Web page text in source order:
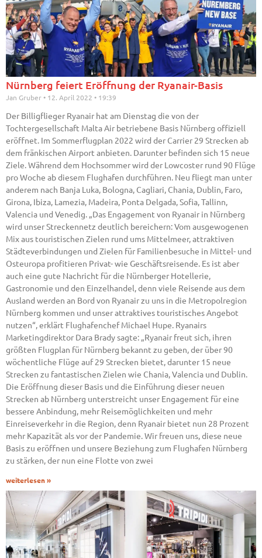
Nürnberg feiert Eröffnung der Ryanair-Basis
Jan Gruber 12. April 2022 19:39
Der Billigflieger Ryanair hat am Dienstag die von der
Tochtergesellschaft Malta Air betriebene Basis Nürnberg offiziell
eröffnet. Im Sommerflugplan 2022 wird der Carrier 29 Strecken ab
dem fränkischen Airport anbieten. Darunter befinden sich 15 neue
Ziele. Während dem Hochsommer wird der Lowcoster rund 90 Flüge
pro Woche ab diesem Flughafen durchführen. Neu fliegt man unter
anderem nach Banja Luka, Bologna, Cagliari, Chania, Dublin, Faro,
Girona, Ibiza, Lamezia, Madeira, Ponta Delgada, Sofia, Tallinn,
Valencia und Venedig. „Das Engagement von Ryanair in Nürnberg
wird unser Streckennetz deutlich bereichern: Vom ausgewogenen
Mix aus touristischen Zielen rund ums Mittelmeer, attraktiven
Städteverbindungen und Zielen für Familienbesuche in Mittel- und
Osteuropa profitieren Privat- wie Geschäftsreisende. Es ist aber
auch eine gute Nachricht für die Nürnberger Hotellerie,
Gastronomie und den Einzelhandel, denn viele Reisende aus dem
Ausland werden an Bord von Ryanair zu uns in die Metropolregion
Nürnberg kommen und unser attraktives touristisches Angebot
nutzen“, erklärt Flughafenchef Michael Hupe. Ryanairs
Marketingdirektor Dara Brady sagte: „Ryanair freut sich, ihren
größten Flugplan für Nürnberg bekannt zu geben, der über 90
wöchentliche Flüge auf 29 Strecken bietet, darunter 15 neue
Strecken zu fantastischen Zielen wie Chania, Valencia und Dublin.
Die Eröffnung dieser Basis und die Einführung dieser neuen
Strecken ab Nürnberg unterstreicht unser Engagement für eine
bessere Anbindung, mehr Reisemöglichkeiten und mehr
Einreiseverkehr in die Region, denn Ryanair bietet nun 28 Prozent
mehr Kapazität als vor der Pandemie. Wir freuen uns, diese neue
Basis zu eröffnen und unsere Beziehung zum Flughafen Nürnberg
zu stärken, der nun eine Flotte von zwei
weiterlesen »